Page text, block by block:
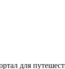
для